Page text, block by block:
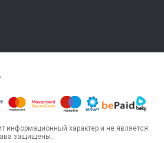
информационный характер и не является
защищены.